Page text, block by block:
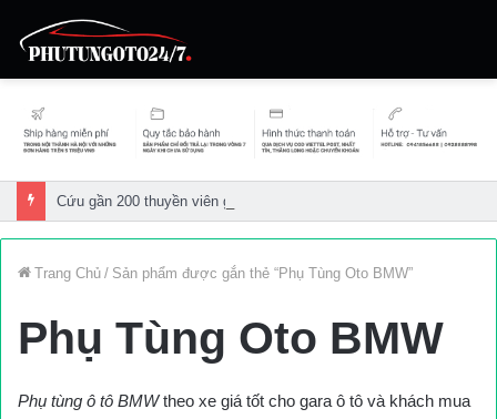
Cứu gần 200 thuyền viên gặp sự cố trên biển
Trang Chủ / Sản phẩm được gắn thẻ “Phụ Tùng Oto BMW”
Phụ Tùng Oto BMW
Phụ tùng ô tô BMWtheo xe giá tốt cho gara ô tô và khách mua